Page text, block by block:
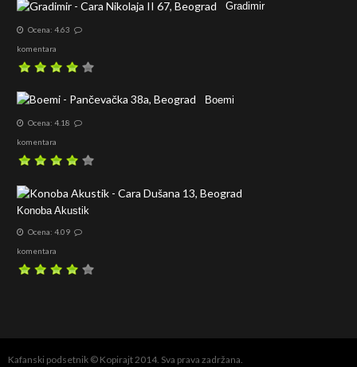
Gradimir
Ocena: 4.63
komentara
Boemi
Ocena: 4.18
komentara
Konoba Akustik
Ocena: 4.09
komentara
Kafanski podsetnik © Kopirajt 2014. Sva prava zadržana.